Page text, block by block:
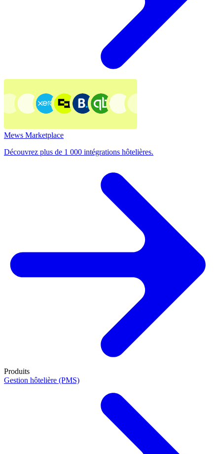
Mews Marketplace
Découvrez plus de 1 000 intégrations hôtelières.
Produits
Gestion hôtelière (PMS)